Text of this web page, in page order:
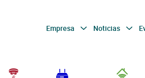
Empresa Noticias